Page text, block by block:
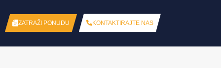
ZATRAŽI PONUDU KONTAKTIRAJTE NAS